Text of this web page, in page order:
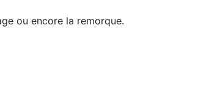
ou encore la remorque.